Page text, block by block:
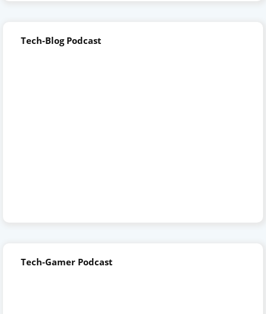
Tech-Blog Podcast
Tech-Gamer Podcast